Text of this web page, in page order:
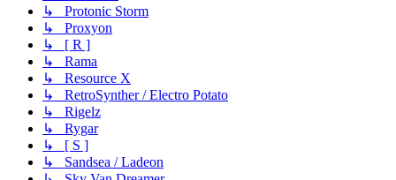
↳ Protonic Storm
↳ Proxyon
↳ [ R ]
↳ Rama
↳ Resource X
↳ RetroSynther / Electro Potato
↳ Rigelz
↳ Rygar
↳ [ S ]
↳ Sandsea / Ladeon